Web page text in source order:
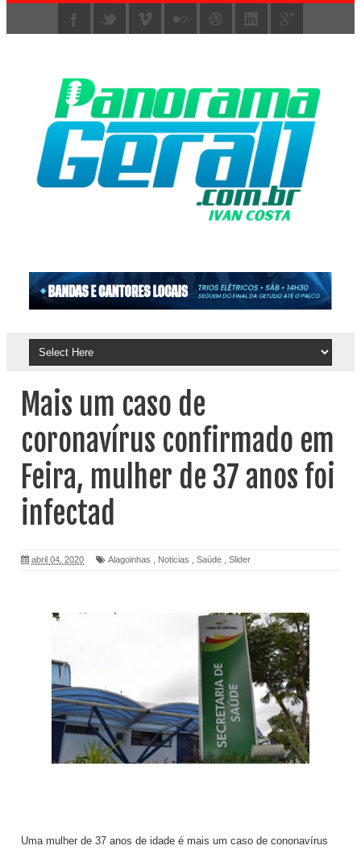
Mais um caso de
coronavírus confirmado em
Feira, mulher de 37 anos foi
infectad
abril 04, 2020 Alagoinhas Noticias Saúde Slider
Uma mulher de 37 anos de idade é mais um caso de cononavírus